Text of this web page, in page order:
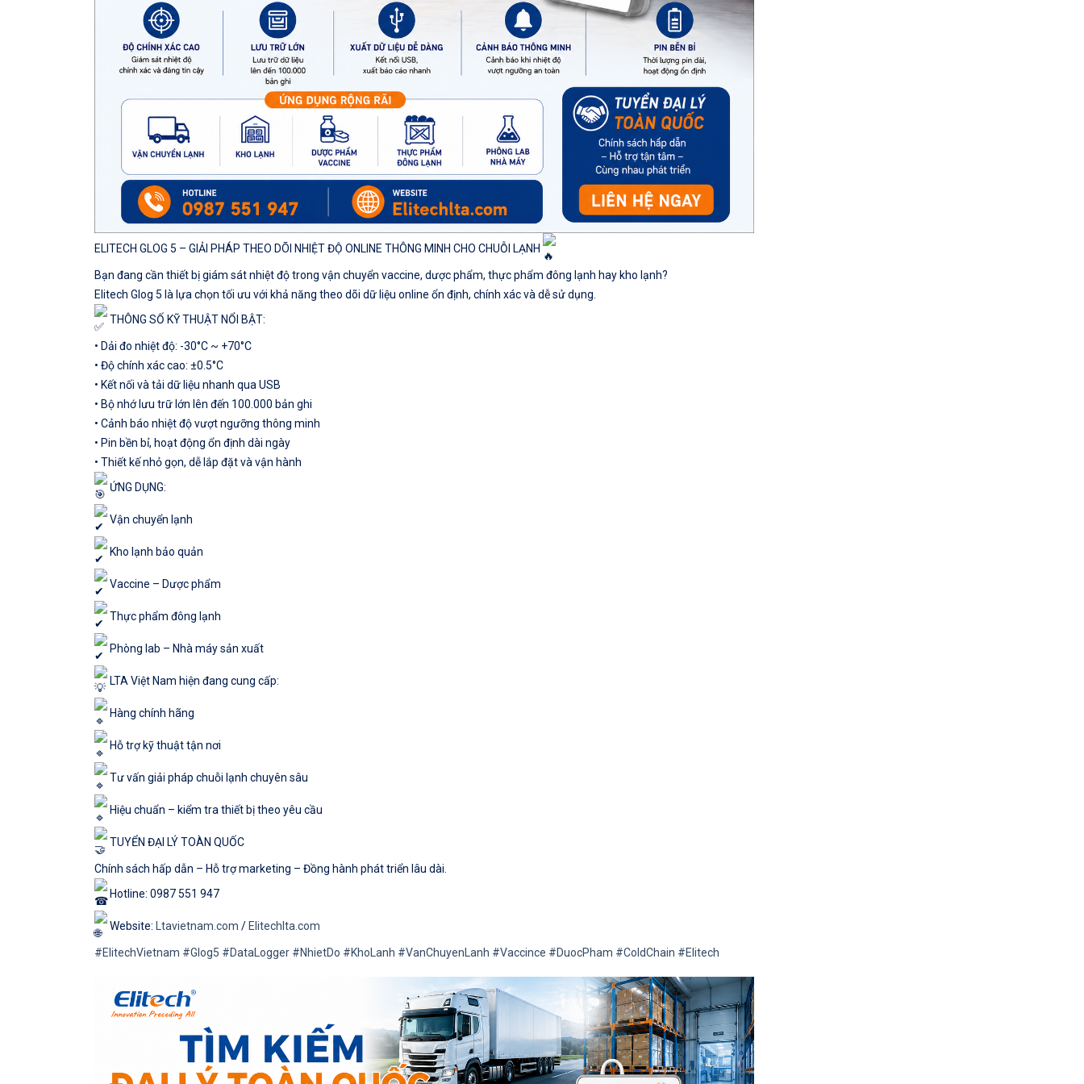
ELITECH GLOG 5 – GIẢI PHÁP THEO DÕI NHIỆT ĐỘ ONLINE THÔNG MINH CHO CHUỖI LẠNH
Bạn đang cần thiết bị giám sát nhiệt độ trong vận chuyển vaccine, dược phẩm, thực phẩm đông lạnh hay kho lạnh?
Elitech Glog 5 là lựa chọn tối ưu với khả năng theo dõi dữ liệu online ổn định, chính xác và dễ sử dụng.
THÔNG SỐ KỸ THUẬT NỔI BẬT:
• Dải đo nhiệt độ: -30°C ~ +70°C
• Độ chính xác cao: ±0.5°C
• Kết nối và tải dữ liệu nhanh qua USB
• Bộ nhớ lưu trữ lớn lên đến 100.000 bản ghi
• Cảnh báo nhiệt độ vượt ngưỡng thông minh
• Pin bền bỉ, hoạt động ổn định dài ngày
• Thiết kế nhỏ gọn, dễ lắp đặt và vận hành
ỨNG DỤNG:
Vận chuyển lạnh
Kho lạnh bảo quản
Vaccine – Dược phẩm
Thực phẩm đông lạnh
Phòng lab – Nhà máy sản xuất
LTA Việt Nam hiện đang cung cấp:
Hàng chính hãng
Hỗ trợ kỹ thuật tận nơi
Tư vấn giải pháp chuỗi lạnh chuyên sâu
Hiệu chuẩn – kiểm tra thiết bị theo yêu cầu
TUYỂN ĐẠI LÝ TOÀN QUỐC
Chính sách hấp dẫn – Hỗ trợ marketing – Đồng hành phát triển lâu dài.
Hotline: 0987 551 947
Website: Ltavietnam.com /Elitechlta.com
#ElitechVietnam #Glog5 #DataLogger #NhietDo #KhoLanh #VanChuyenLanh #Vaccince #DuocPham #ColdChain #Elitech